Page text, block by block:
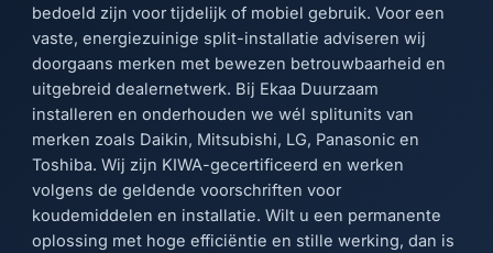
bedoeld zijn voor tijdelijk of mobiel gebruik. Voor een
vaste, energiezuinige split-installatie adviseren wij
doorgaans merken met bewezen betrouwbaarheid en
uitgebreid dealernetwerk. Bij Ekaa Duurzaam
installeren en onderhouden we wél splitunits van
merken zoals Daikin, Mitsubishi, LG, Panasonic en
Toshiba. Wij zijn KIWA-gecertificeerd en werken
volgens de geldende voorschriften voor
koudemiddelen en installatie. Wilt u een permanente
oplossing met hoge efficiëntie en stille werking, dan is